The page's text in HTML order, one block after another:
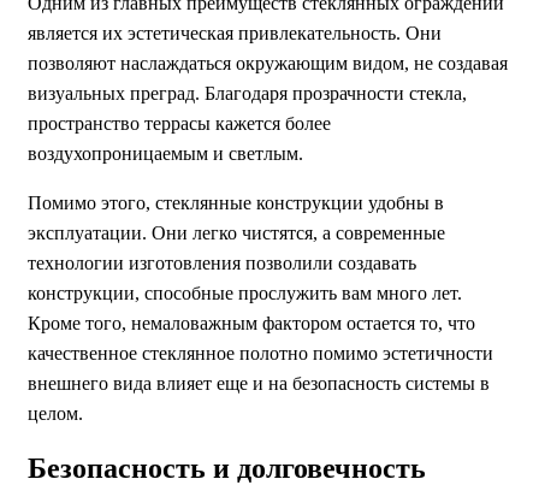
является их эстетическая привлекательность. Они
позволяют наслаждаться окружающим видом, не создавая
визуальных преград. Благодаря прозрачности стекла,
пространство террасы кажется более
воздухопроницаемым и светлым.
Помимо этого, стеклянные конструкции удобны в
эксплуатации. Они легко чистятся, а современные
технологии изготовления позволили создавать
конструкции, способные прослужить вам много лет.
Кроме того, немаловажным фактором остается то, что
качественное стеклянное полотно помимо эстетичности
внешнего вида влияет еще и на безопасность системы в
целом.
Безопасность и долговечность